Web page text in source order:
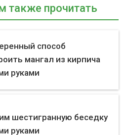
также прочитать
способ
мангал из кирпича
руками
шестигранную беседку
руками